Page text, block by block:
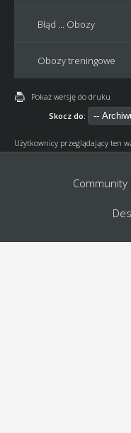
Błąd ... Obozy
Obozy treningowe
Pokaż wersję do druku
Skocz do:
Użytkownicy przeglądający ten